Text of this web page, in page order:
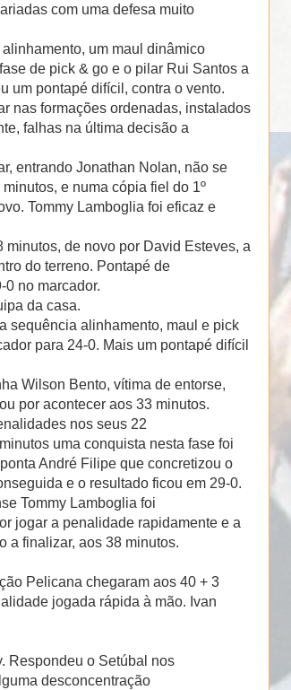
com uma defesa muito
um maul dinâmico
de pick & go e o pilar Rui Santos a
um pontapé difícil, contra o vento.
nas formações ordenadas, instalados
falhas na última decisão a
entrando Jonathan Nolan, não se
e numa cópia fiel do 1º
Tommy Lamboglia foi eficaz e
de novo por David Esteves, a
do terreno. Pontapé de
0 no marcador.
da casa.
sequência alinhamento, maul e pick
para 24-0. Mais um pontapé difícil
Wilson Bento, vítima de entorse,
por acontecer aos 33 minutos.
nos seus 22
uma conquista nesta fase foi
André Filipe que concretizou o
e o resultado ficou em 29-0.
Tommy Lamboglia foi
jogar a penalidade rapidamente e a
a finalizar, aos 38 minutos.
Pelicana chegaram aos 40 + 3
jogada rápida à mão. Ivan
Respondeu o Setúbal nos
desconcentração